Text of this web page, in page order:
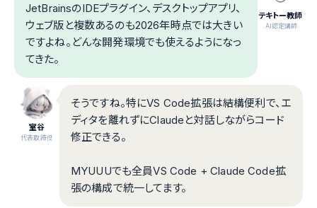
テキトー教師
.AI認定講師
JetBrainsのIDEプラグイン、デスクトップアプリ、
ウェブ版と複数あるのも2026年時点では大きい
ですよね。どんな開発環境でも使えるようになっ
てきた。
室谷
代表取締役
そうですね。特にVS Code拡張は結構便利で、エ
ディタを離れずにClaudeと対話しながらコード
修正できる。
MYUUUでも全員VS Code + Claude Code拡
張の構成で統一してます。